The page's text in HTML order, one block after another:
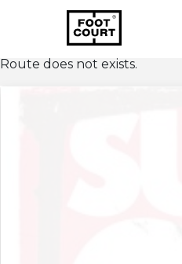
Route does not exists.